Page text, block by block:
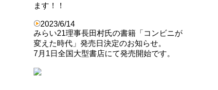
ます！！
2023/6/14
みらい21理事長田村氏の書籍「コンビニが
変えた時代」発売日決定のお知らせ。
7月1日全国大型書店にて発売開始です。